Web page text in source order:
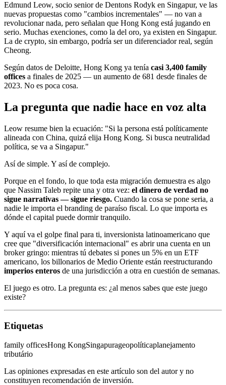
Edmund Leow, socio senior de Dentons Rodyk en Singapur, ve las
nuevas propuestas como "cambios incrementales" — no van a
revolucionar nada, pero señalan que Hong Kong está jugando en
serio. Muchas exenciones, como la del oro, ya existen en Singapur.
La de crypto, sin embargo, podría ser un diferenciador real, según
Cheong.
Según datos de Deloitte, Hong Kong ya tenía casi 3,400 family
offices a finales de 2025 — un aumento de 681 desde finales de
2023. No es poca cosa.
La pregunta que nadie hace en voz alta
Leow resume bien la ecuación: "Si la persona está políticamente
alineada con China, quizá elija Hong Kong. Si busca neutralidad
política, se va a Singapur."
Así de simple. Y así de complejo.
Porque en el fondo, lo que toda esta migración demuestra es algo
que Nassim Taleb repite una y otra vez: el dinero de verdad no
sigue narrativas — sigue riesgo. Cuando la cosa se pone seria, a
nadie le importa el branding de paraíso fiscal. Lo que importa es
dónde el capital puede dormir tranquilo.
Y aquí va el golpe final para ti, inversionista latinoamericano que
cree que "diversificación internacional" es abrir una cuenta en un
broker gringo: mientras tú debates si pones un 5% en un ETF
americano, los billonarios de Medio Oriente están reestructurando
imperios enteros de una jurisdicción a otra en cuestión de semanas.
El juego es otro. La pregunta es: ¿al menos sabes que este juego
existe?
Etiquetas
family officesHong KongSingapurageopolíticaplanejamento
tributário
Las opiniones expresadas en este artículo son del autor y no
constituyen recomendación de inversión.